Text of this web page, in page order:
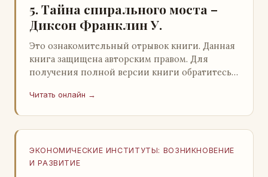
5. Тайна спирального моста –
Диксон Франклин У.
Это ознакомительный отрывок книги. Данная
книга защищена авторским правом. Для
получения полной версии книги обратитесь к
легального ко…
Читать онлайн →
ЭКОНОМИЧЕСКИЕ ИНСТИТУТЫ: ВОЗНИКНОВЕНИЕ
И РАЗВИТИЕ